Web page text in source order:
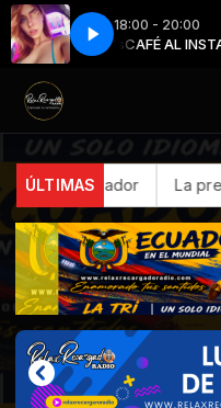
18:00 - 20:00
CisnerosCAFÉ AL INSTANTE
CENTRAL MARCIANA
ÚLTIMASLa prevención